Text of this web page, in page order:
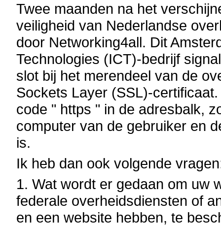
Twee maanden na het
veiligheid van Nederlandse
door Networking4all. Dit
Technologies (ICT)-bedrijf
slot bij het merendeel van de
Sockets Layer (SSL)-
code " https " in de adresbalk,
computer van de gebruiker en
is.
Ik heb dan ook volgende
1. Wat wordt er gedaan om uw
federale overheidsdiensten of
en een website hebben, te